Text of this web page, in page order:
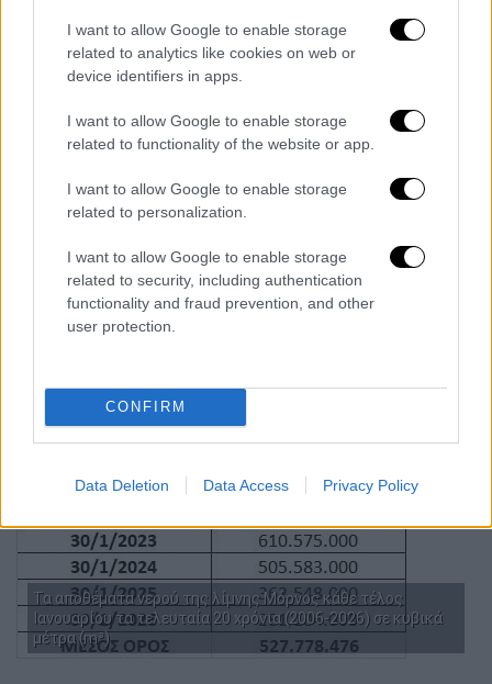
I want to allow Google to enable storage
related to analytics like cookies on web or
device identifiers in apps.
I want to allow Google to enable storage
related to functionality of the website or app.
I want to allow Google to enable storage
related to personalization.
I want to allow Google to enable storage
related to security, including authentication
functionality and fraud prevention, and other
user protection.
CONFIRM
Data Deletion Data Access Privacy Policy
Τα αποθέματα νερού της λίμνης Μόρνος κάθε τέλος
Ιανουαρίου τα τελευταία 20 χρόνια (2006-2026) σε κυβικά
μέτρα (m³)